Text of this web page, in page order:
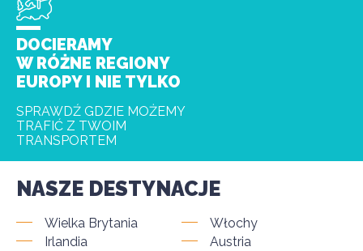
DOCIERAMY
W RÓŻNE REGIONY
EUROPY I NIE TYLKO
SPRAWDŹ GDZIE MOŻEMY
TRAFIĆ Z TWOIM
TRANSPORTEM
NASZE DESTYNACJE
Wielka Brytania
Irlandia
Włochy
Austria